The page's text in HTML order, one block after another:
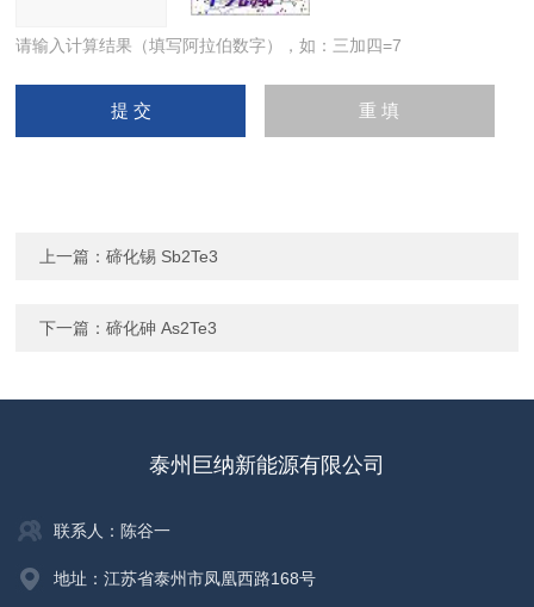
请输入计算结果（填写阿拉伯数字），如：三加四=7
上一篇：碲化锡 Sb2Te3
下一篇：碲化砷 As2Te3
泰州巨纳新能源有限公司
联系人：陈谷一
地址：江苏省泰州市凤凰西路168号